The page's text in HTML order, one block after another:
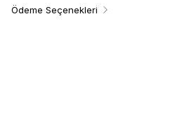
Ödeme Seçenekleri